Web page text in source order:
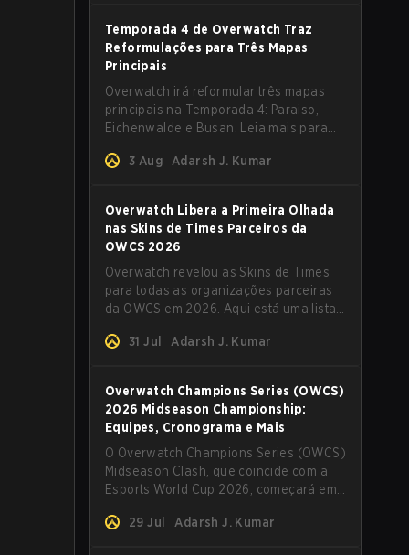
Temporada 4 de Overwatch Traz
Reformulações para Três Mapas
Principais
Overwatch irá reformular três mapas
principais na Temporada 4: Paraiso,
Eichenwalde e Busan. Leia mais para
3 Aug
Adarsh J. Kumar
Overwatch Libera a Primeira Olhada
nas Skins de Times Parceiros da
OWCS 2026
Overwatch revelou as Skins de Times
para todas as organizações parceiras
da OWCS em 2026. Aqui está uma lista
o mais que você precisa saber.
31 Jul Adarsh J. Kumar
Overwatch Champions Series (OWCS)
2026 Midseason Championship:
Equipes, Cronograma e Mais
O Overwatch Champions Series (OWCS)
Midseason Clash, que coincide com a
Esports World Cup 2026, começará em
precisa saber sobre o torneio.
29 Jul Adarsh J. Kumar